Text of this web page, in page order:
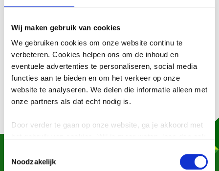
Wij maken gebruik van cookies
We gebruiken cookies om onze website continu te
verbeteren. Cookies helpen ons om de inhoud en
eventuele advertenties te personaliseren, social media
functies aan te bieden en om het verkeer op onze
website te analyseren. We delen die informatie alleen met
onze partners als dat echt nodig is.
Door verder te gaan op onze website, ga je akkoord met
Noodzakelijk
in?
Breng harde kunststoffen naar de milieustraat. Let goed
op: harde kunststoffen mogennietin de PMD-container,
die is alleen voor plastic verpakkingen.
Tip: wil je meer weten over het inleveren van plastic
verpakkingen? Kijk dan bij zachte kunststoffen (PMD).
melden? Laat het ons weten, we helpen je